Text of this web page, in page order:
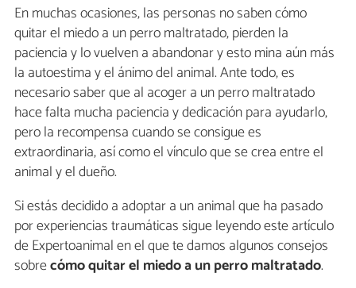
En muchas ocasiones, las personas no saben cómo
quitar el miedo a un perro maltratado, pierden la
paciencia y lo vuelven a abandonar y esto mina aún más
la autoestima y el ánimo del animal. Ante todo, es
necesario saber que al acoger a un perro maltratado
hace falta mucha paciencia y dedicación para ayudarlo,
pero la recompensa cuando se consigue es
extraordinaria, así como el vínculo que se crea entre el
animal y el dueño.
Si estás decidido a adoptar a un animal que ha pasado
por experiencias traumáticas sigue leyendo este artículo
de Expertoanimal en el que te damos algunos consejos
sobrecómo quitar el miedo a un perro maltratado.